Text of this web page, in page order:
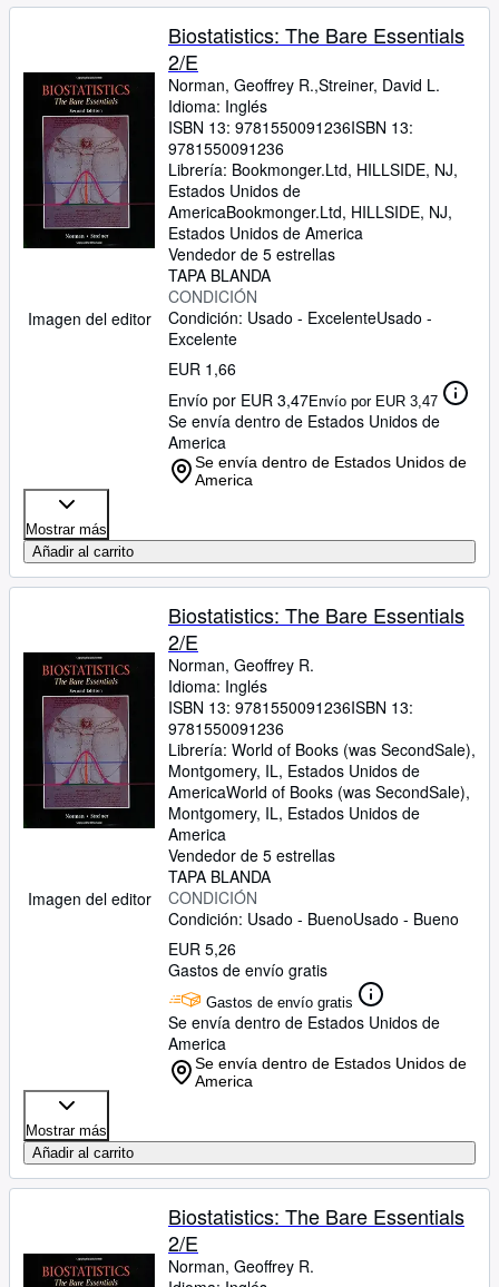
Imagen del editor
Biostatistics: The Bare Essentials
2/E
Norman, Geoffrey R.,Streiner, David L.
Idioma: Inglés
ISBN 13: 9781550091236ISBN 13:
9781550091236
Librería: Bookmonger.Ltd, HILLSIDE, NJ,
Estados Unidos de
AmericaBookmonger.Ltd, HILLSIDE, NJ,
Estados Unidos de America
Vendedor de 5 estrellas
TAPA BLANDA
CONDICIÓN
Condición: Usado - ExcelenteUsado -
Excelente
EUR 1,66
Envío por EUR 3,47Envío por EUR 3,47
Se envía dentro de Estados Unidos de
America
Se envía dentro de Estados Unidos de
America
Mostrar más
Añadir al carrito
Imagen del editor
Biostatistics: The Bare Essentials
2/E
Norman, Geoffrey R.
Idioma: Inglés
ISBN 13: 9781550091236ISBN 13:
9781550091236
Librería: World of Books (was SecondSale),
Montgomery, IL, Estados Unidos de
AmericaWorld of Books (was SecondSale),
Montgomery, IL, Estados Unidos de
America
Vendedor de 5 estrellas
TAPA BLANDA
CONDICIÓN
Condición: Usado - BuenoUsado - Bueno
EUR 5,26
Gastos de envío gratis
Gastos de envío gratis
Se envía dentro de Estados Unidos de
America
Se envía dentro de Estados Unidos de
America
Mostrar más
Añadir al carrito
Biostatistics: The Bare Essentials
2/E
Norman, Geoffrey R.